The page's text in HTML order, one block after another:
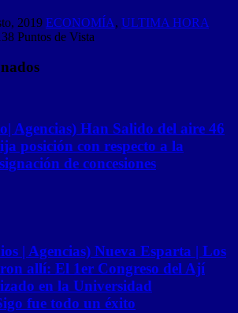
2019 ECONOMÍA, ULTIMA HORA
Puntos de Vista
Agencias) Han Salido del aire 46
posición con respecto a la
de concesiones
| Agencias) Nueva Esparta | Los
allí: El 1er Congreso del Ají
en la Universidad
fue todo un éxito